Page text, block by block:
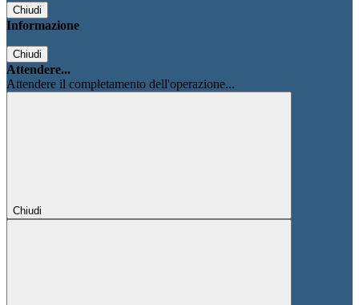
Chiudi
Informazione
Chiudi
Attendere...
Attendere il completamento dell'operazione...
Chiudi